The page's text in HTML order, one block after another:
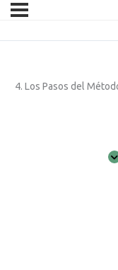
4. Los Pasos del